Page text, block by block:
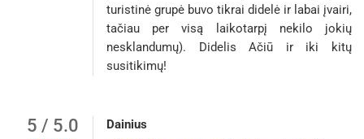
turistinė grupė buvo tikrai didelė ir labai įvairi,
tačiau per visą laikotarpį nekilo jokių
nesklandumų). Didelis Ačiū ir iki kitų
susitikimų!
5 / 5.0
Dainius